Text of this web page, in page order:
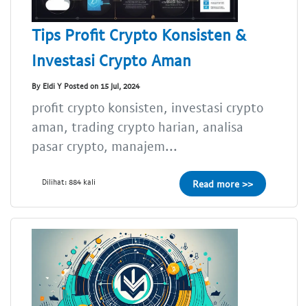
Tips Profit Crypto Konsisten &
Investasi Crypto Aman
By Eldi Y Posted on 15 Jul, 2024
profit crypto konsisten, investasi crypto
aman, trading crypto harian, analisa
pasar crypto, manajem...
Dilihat: 884 kali Read more >>